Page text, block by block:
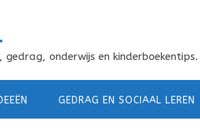
onderwijs en kinderboekentips.
GEDRAG EN SOCIAAL LEREN